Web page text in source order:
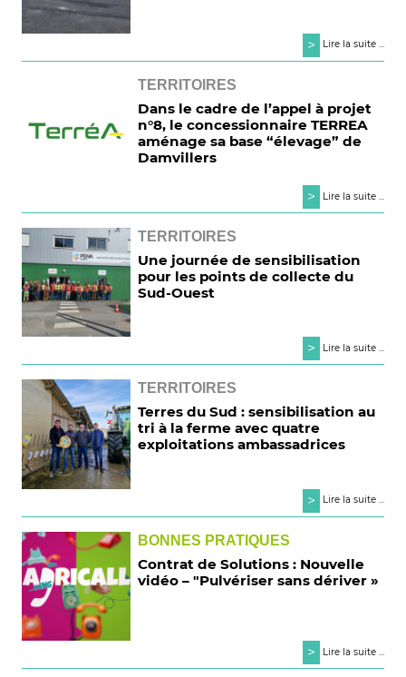
> Lire la suite ...
TERRITOIRES
Dans le cadre de l’appel à projet
n°8, le concessionnaire TERREA
aménage sa base “élevage” de
Damvillers
> Lire la suite ...
TERRITOIRES
Une journée de sensibilisation
pour les points de collecte du
Sud-Ouest
> Lire la suite ...
TERRITOIRES
Terres du Sud : sensibilisation au
tri à la ferme avec quatre
exploitations ambassadrices
> Lire la suite ...
BONNES PRATIQUES
Contrat de Solutions : Nouvelle
vidéo – "Pulvériser sans dériver »
> Lire la suite ...